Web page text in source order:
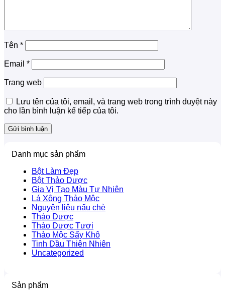
Tên *
Email *
Trang web
Lưu tên của tôi, email, và trang web trong trình duyệt này
cho lần bình luận kế tiếp của tôi.
Danh mục sản phẩm
Bột Làm Đẹp
Bột Thảo Dược
Gia Vị Tạo Màu Tự Nhiên
Lá Xông Thảo Mộc
Nguyên liệu nấu chè
Thảo Dược
Thảo Dược Tươi
Thảo Mộc Sấy Khô
Tinh Dầu Thiên Nhiên
Uncategorized
Sản phẩm